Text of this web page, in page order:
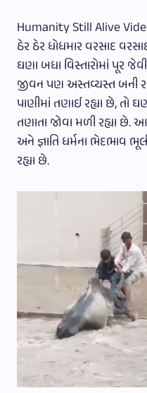
Humanity Still Alive
ઠેર ઠેર ધોધમાર વરસાદ
ઘણા બધા વિસ્તારોમાં પૂર
જીવન પણ અસ્તવ્યસ્ત બની
પાણીમાં તણાઈ રહ્યા છે, તો
તણાતા જોવા મળી રહ્યા છે.
અને જ્ઞાતિ ધર્મના
રહ્યા છે.